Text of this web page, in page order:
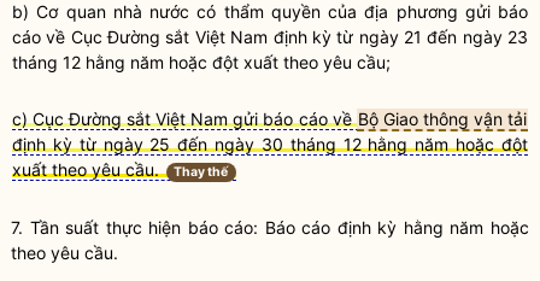
b) Cơ quan nhà nước có thẩm quyềncủa địa phương gửi báo
cáo về Cục Đường sắt Việt Nam định kỳ từ ngày 21 đến ngày 23
tháng 12 hằng năm hoặc đột xuất theo yêu cầu;
c) Cục Đường sắt Việt Nam gửi báo cáo vềBộ Giao thông vận tải
định kỳ từ ngày 25 đến ngày 30 tháng 12 hằng năm hoặc đột
xuất theo yêu cầu.
Thay thế
7. Tần suất thực hiện báo cáo: Báo cáo định kỳ hằng năm hoặc
theo yêu cầu.